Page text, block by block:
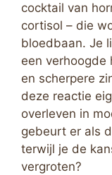
cocktail van
cortisol – die
bloedbaan. Je
een verhoogde
en scherpere
deze reactie
overleven in
gebeurt er als
terwijl je de
vergroten?